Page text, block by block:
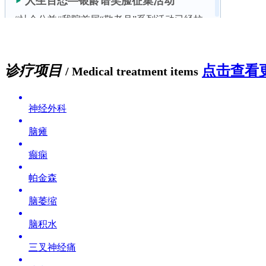
诊疗项目 / Medical treatment items 点击查看
神经外科
脑瘫
癫痫
帕金森
脑萎缩
脑积水
三叉神经痛